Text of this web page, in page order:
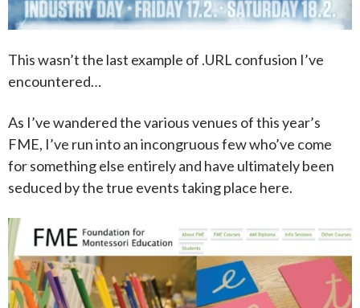
This wasn’t the last example of .URL confusion I’ve
encountered…
As I’ve wandered the various venues of this year’s
FME, I’ve run into an incongruous few who’ve come
for something else entirely and have ultimately been
seduced by the true events taking place here.